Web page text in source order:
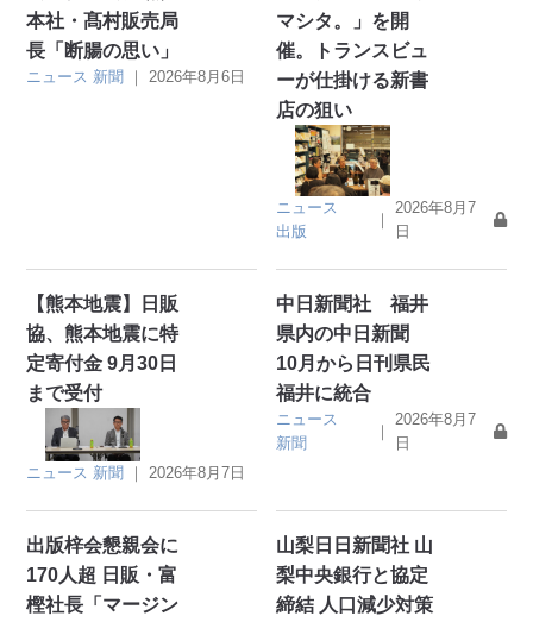
本社・髙村販売局
長「断腸の思い」
ニュース 新聞 ｜ 2026年8月6日
マシタ。」を開
催。トランスビュ
ーが仕掛ける新書
店の狙い
ニュース
出版
｜
2026年8月7
日
【熊本地震】日販
協、熊本地震に特
定寄付金 9月30日
まで受付
ニュース 新聞 ｜ 2026年8月7日
中日新聞社 福井
県内の中日新聞
10月から日刊県民
福井に統合
ニュース
新聞
｜
2026年8月7
日
出版梓会懇親会に
170人超 日販・富
樫社長「マージン
山梨日日新聞社 山
梨中央銀行と協定
締結 人口減少対策